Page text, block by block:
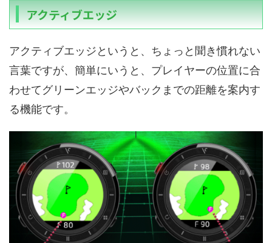
アクティブエッジ
アクティブエッジというと、ちょっと聞き慣れない
言葉ですが、簡単にいうと、プレイヤーの位置に合
わせてグリーンエッジやバックまでの距離を案内す
る機能です。